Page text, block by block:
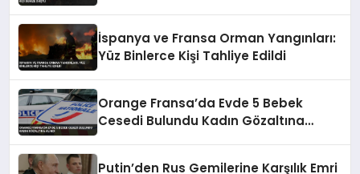
İspanya ve Fransa Orman Yangınları:
Yüz Binlerce Kişi Tahliye Edildi
Orange Fransa’da Evde 5 Bebek
Cesedi Bulundu Kadın Gözaltına
Putin’den Rus Gemilerine Karşılık Emri